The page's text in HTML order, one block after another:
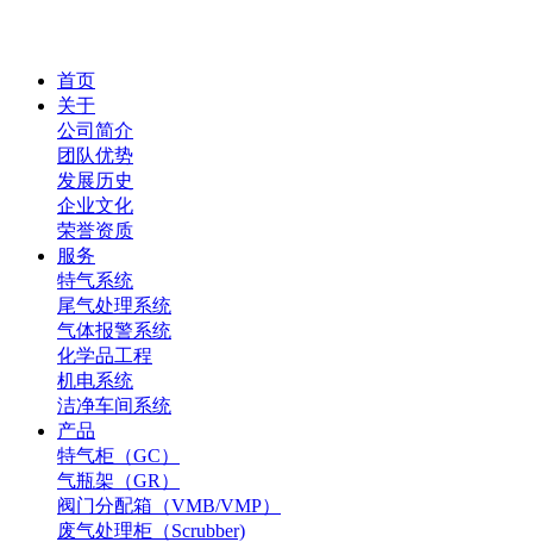
首页
关于
公司简介
团队优势
发展历史
企业文化
荣誉资质
服务
特气系统
尾气处理系统
气体报警系统
化学品工程
机电系统
洁净车间系统
产品
特气柜（GC）
气瓶架（GR）
阀门分配箱（VMB/VMP）
废气处理柜（Scrubber)